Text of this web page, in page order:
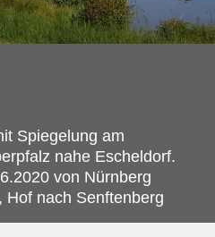
Spiegelung am
nahe Escheldorf.
von Nürnberg
Hof nach Senftenberg